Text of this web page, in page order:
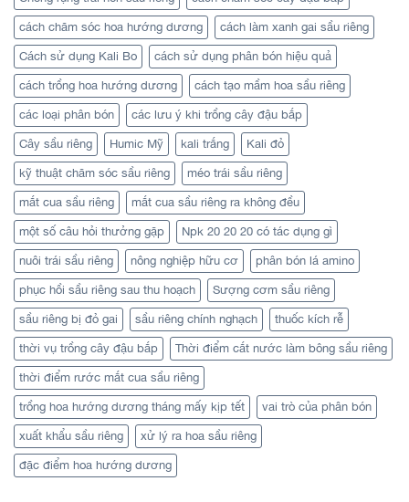
cách chăm sóc hoa hướng dương cách làm xanh gai sầu riêng
Cách sử dụng Kali Bo cách sử dụng phân bón hiệu quả
cách trồng hoa hướng dương cách tạo mầm hoa sầu riêng
các loại phân bón các lưu ý khi trồng cây đậu bắp
Cây sầu riêng Humic Mỹ kali trắng Kali đỏ
kỹ thuật chăm sóc sầu riêng méo trái sầu riêng
mắt cua sầu riêng mắt cua sầu riêng ra không đều
một số câu hỏi thưởng gặp Npk 20 20 20 có tác dụng gì
nuôi trái sầu riêng nông nghiệp hữu cơ phân bón lá amino
phục hồi sầu riêng sau thu hoạch Sượng cơm sầu riêng
sầu riêng bị đỏ gai sầu riêng chính nghạch thuốc kích rễ
thời vụ trồng cây đậu bắp Thời điểm cắt nước làm bông sầu riêng
thời điểm rước mắt cua sầu riêng
trồng hoa hướng dương tháng mấy kịp tết vai trò của phân bón
xuất khẩu sầu riêng xử lý ra hoa sầu riêng
đặc điểm hoa hướng dương